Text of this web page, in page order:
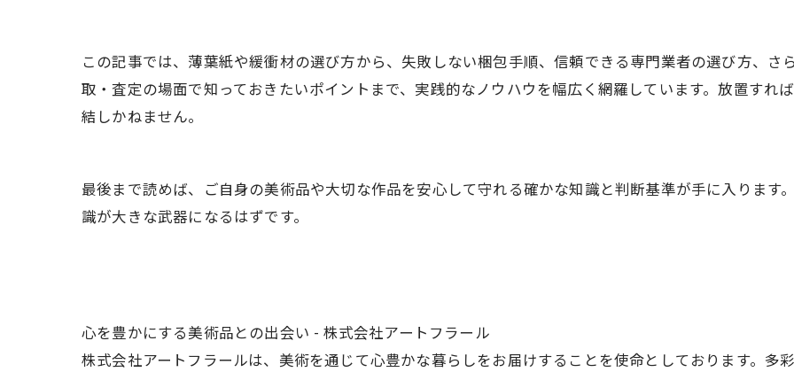
この記事では、薄葉紙や緩衝材の選び方から、失敗しない梱包手順、信頼できる専門業者の選び方、さ
取・査定の場面で知っておきたいポイントまで、実践的なノウハウを幅広く網羅しています。放置すれ
結しかねません。
最後まで読めば、ご自身の美術品や大切な作品を安心して守れる確かな知識と判断基準が手に入ります
識が大きな武器になるはずです。
心を豊かにする美術品との出会い - 株式会社アートフラール
株式会社アートフラールは、美術を通じて心豊かな暮らしをお届けすることを使命としております。多